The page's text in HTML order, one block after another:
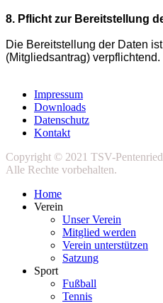
8. Pflicht zur Bereitstellung
Die Bereitstellung der Daten
(Mitgliedsantrag) verpflichtend.
Impressum
Downloads
Datenschutz
Kontakt
Copyright © 2021 TSV-
Alle Rechte vorbehalten.
Home
Verein
Unser Verein
Mitglied werden
Verein unterstützen
Satzung
Sport
Fußball
Tennis